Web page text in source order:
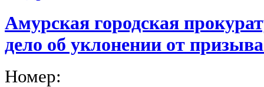
Амурская городская
дело об уклонении от
Номер: